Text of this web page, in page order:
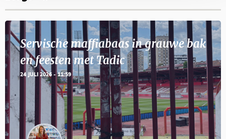
Servische maffiabaas in grauwe bak
en feesten met Tadic
24 JULI 2026 - 11:59